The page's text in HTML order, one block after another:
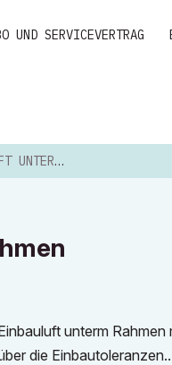
UND SERVICEVERTRAG
RAHMEN
unterm Rahmen
die